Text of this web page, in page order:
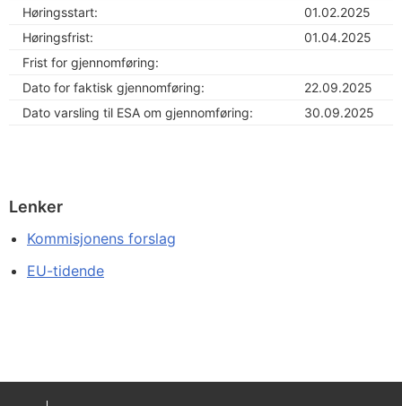
Høringsstart:
01.02.2025
Høringsfrist:
01.04.2025
Frist for gjennomføring:
Dato for faktisk gjennomføring:
22.09.2025
Dato varsling til ESA om gjennomføring:
30.09.2025
Lenker
Kommisjonens forslag
EU-tidende